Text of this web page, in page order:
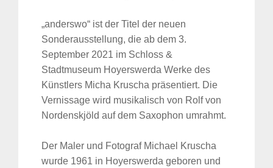
„anderswo“ ist der Titel der neuen
Sonderausstellung, die ab dem 3.
September 2021 im Schloss &
Stadtmuseum Hoyerswerda Werke des
Künstlers Micha Kruscha präsentiert. Die
Vernissage wird musikalisch von Rolf von
Nordenskjöld auf dem Saxophon umrahmt.
Der Maler und Fotograf Michael Kruscha
wurde 1961 in Hoyerswerda geboren und